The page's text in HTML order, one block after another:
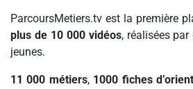
ParcoursMetiers.tv est la première
plus de 10 000 vidéos, réalisées
jeunes.
11 000 métiers, 1000 fiches